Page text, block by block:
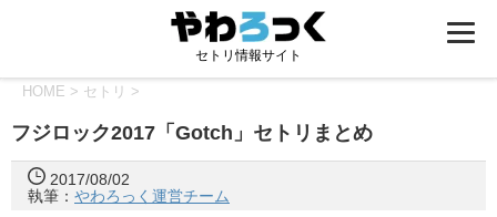
セトリ情報サイト
HOME > セトリ >
フジロック2017「Gotch」セトリまとめ
2017/08/02
執筆： やわろっく運営チーム